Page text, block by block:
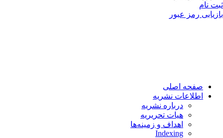
نام
رمز عبور
صفحه اصلی
اطلاعات نشریه
درباره نشریه
هیات تحریریه
اهداف و زمینه‌ها
Indexing